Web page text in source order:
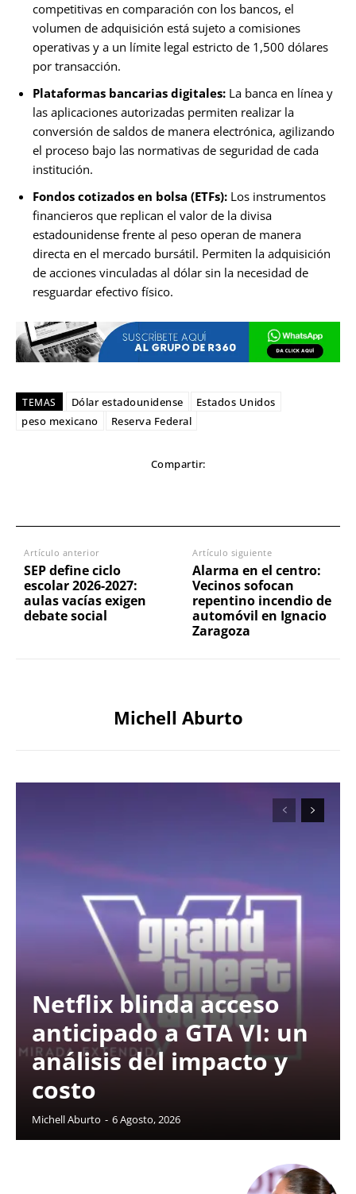
competitivas en comparación con los bancos, el
volumen de adquisición está sujeto a comisiones
operativas y a un límite legal estricto de 1,500 dólares
por transacción.
Plataformas bancarias digitales: La banca en línea y
las aplicaciones autorizadas permiten realizar la
conversión de saldos de manera electrónica, agilizando
el proceso bajo las normativas de seguridad de cada
institución.
Fondos cotizados en bolsa (ETFs): Los instrumentos
financieros que replican el valor de la divisa
estadounidense frente al peso operan de manera
directa en el mercado bursátil. Permiten la adquisición
de acciones vinculadas al dólar sin la necesidad de
resguardar efectivo físico.
TEMAS Dólar estadounidense
Estados Unidos
peso mexicano
Reserva Federal
Compartir:
Artículo anterior
SEP define ciclo
escolar 2026-2027:
aulas vacías exigen
debate social
Artículo siguiente
Alarma en el centro:
Vecinos sofocan
repentino incendio de
automóvil en Ignacio
Zaragoza
Michell Aburto
Netflix blinda acceso
anticipado a GTA VI: un
análisis del impacto y
costo
Michell Aburto - 6 Agosto, 2026